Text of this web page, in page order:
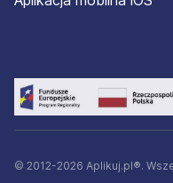
© 2012-2026 Aplikuj.pl®.